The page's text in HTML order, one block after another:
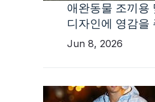
애완동물 조끼용
디자인에 영감을
Jun 8, 2026